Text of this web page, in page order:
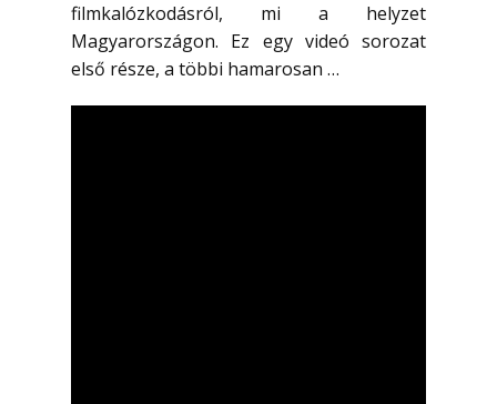
filmkalózkodásról, mi a helyzet
Magyarországon. Ez egy videó sorozat
első része, a többi hamarosan …